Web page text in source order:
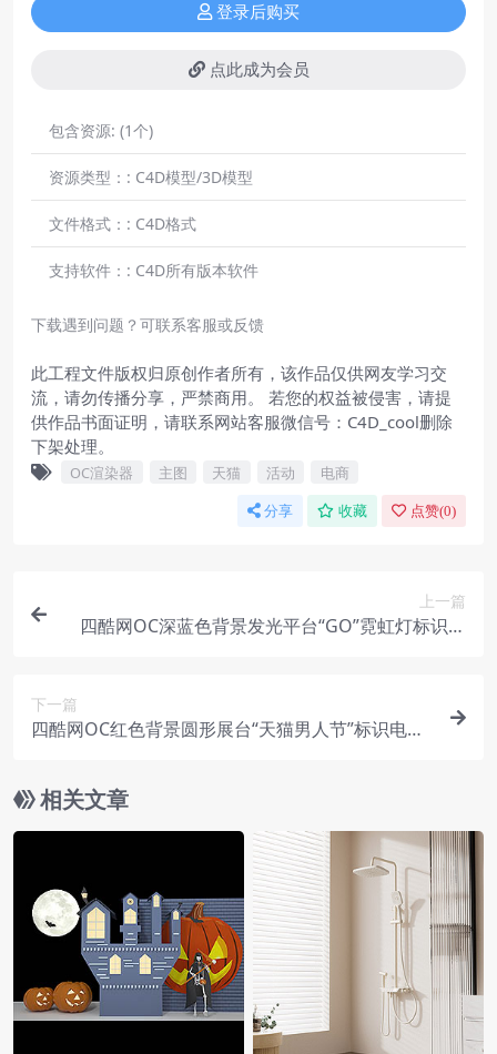
登录后购买
点此成为会员
包含资源: (1个)
资源类型：: C4D模型/3D模型
文件格式：: C4D格式
支持软件：: C4D所有版本软件
下载遇到问题？可联系客服或反馈
此工程文件版权归原创作者所有，该作品仅供网友学习交
流，请勿传播分享，严禁商用。 若您的权益被侵害，请提
供作品书面证明，请联系网站客服微信号：C4D_cool删除
下架处理。
OC渲染器 主图 天猫 活动 电商
分享 收藏 点赞(0)
上一篇
四酷网OC深蓝色背景发光平台“GO”霓虹灯标识电
下一篇
四酷网OC红色背景圆形展台“天猫男人节”标识电商
相关文章